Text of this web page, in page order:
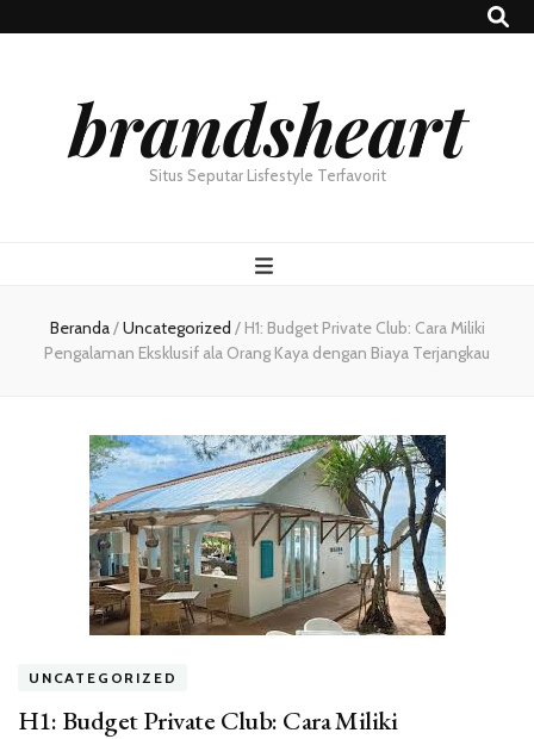
brandsheart
Situs Seputar Lisfestyle Terfavorit
Beranda/Uncategorized / H1: Budget Private Club: Cara Miliki
Pengalaman Eksklusif ala Orang Kaya dengan Biaya Terjangkau
UNCATEGORIZED
H1: Budget Private Club: Cara Miliki